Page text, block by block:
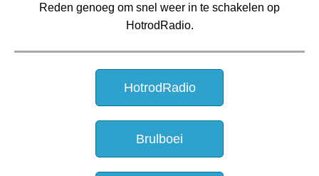
Reden genoeg om snel weer in te schakelen op
HotrodRadio.
HotrodRadio
Brulboei